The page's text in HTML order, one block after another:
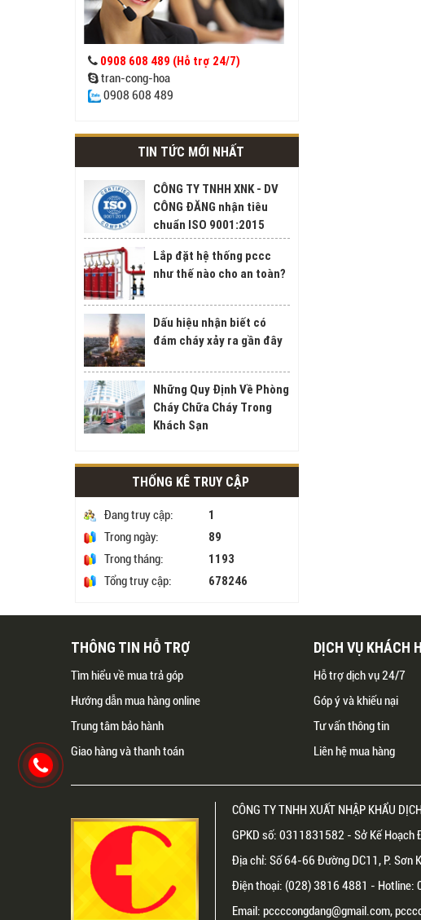
0908 608 489 (Hỗ trợ 24/7)
tran-cong-hoa
0908 608 489
TIN TỨC MỚI NHẤT
CÔNG TY TNHH XNK - DV
CÔNG ĐĂNG nhận tiêu
chuẩn ISO 9001:2015
Lắp đặt hệ thống pccc
như thế nào cho an toàn?
Dấu hiệu nhận biết có
đám cháy xảy ra gần đây
Những Quy Định Về Phòng
Cháy Chữa Cháy Trong
Khách Sạn
THỐNG KÊ TRUY CẬP
Đang truy cập: 1
Trong ngày: 89
Trong tháng: 1193
Tổng truy cập: 678246
THÔNG TIN HỖ TRỢ
Tìm hiểu về mua trả góp
Hướng dẫn mua hàng online
Trung tâm bảo hành
Giao hàng và thanh toán
DỊCH VỤ KHÁCH
Hỗ trợ dịch vụ 24/7
Góp ý và khiếu nại
Tư vấn thông tin
Liên hệ mua hàng
CÔNG TY TNHH XUẤT NHẬP KHẨU
GPKD số: 0311831582 - Sở Kế
Địa chỉ: Số 64-66 Đường DC11, P. Sơn
Điện thoại: (028) 3816 4881 -
Email: pccccongdang@gmail.com,